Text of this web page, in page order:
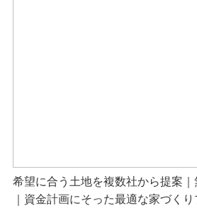
希望に合う土地を複数社から提案｜
｜資金計画にそった最適な家づくり